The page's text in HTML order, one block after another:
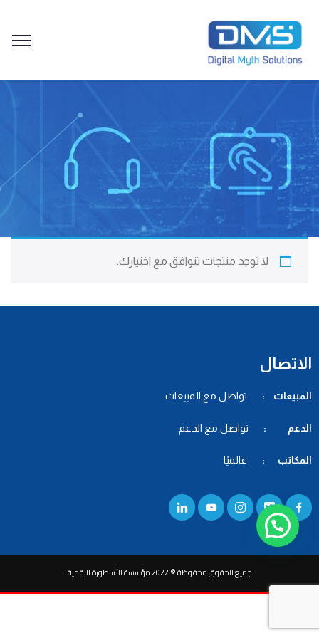
لا توجد منتجات تتوافق مع اختيارك.
الاتصال
المبيعات : تواصل مع المبيعات
الدعم : تواصل مع الدعم
المكاتب : عالميًا
جميع الحقوق محفوظة © 2022 مؤسسة الأسطورة الرقمية